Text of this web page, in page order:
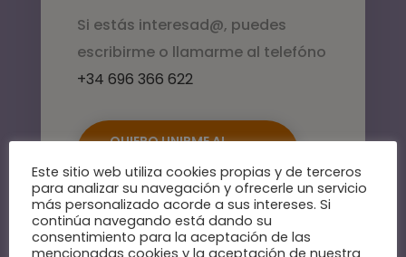
Si estás interesad@, puedes
escribirme o llamarme al telefóno
+34 696 366 622
QUIERO UNIRME AL
Este sitio web utiliza cookies propias y de terceros
para analizar su navegación y ofrecerle un servicio
más personalizado acorde a sus intereses. Si
continúa navegando está dando su
consentimiento para la aceptación de las
mencionadas cookies y la aceptación de nuestra